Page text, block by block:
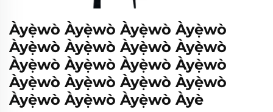
Àyẹ̀wò Àyẹ̀wò Àyẹ̀wò Àyẹ̀wò
Àyẹ̀wò Àyẹ̀wò Àyẹ̀wò Àyẹ̀wò
Àyẹ̀wò Àyẹ̀wò Àyẹ̀wò Àyẹ̀wò
Àyẹ̀wò Àyẹ̀wò Àyẹ̀wò Àyẹ̀wò
Àyẹ̀wò Àyẹ̀wò Àyẹ̀wò Àyè